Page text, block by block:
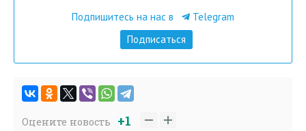
Подпишитесь на нас в
Telegram
Подписаться
Оцените новость +1